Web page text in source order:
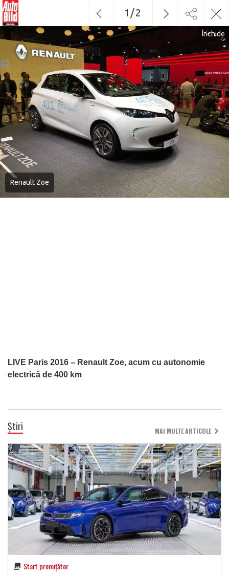
Renault Zoe
LIVE Paris 2016 – Renault Zoe, acum cu autonomie
electrică de 400 km
Închide
1 /2
Știri MAI MULTE ARTICOLE
Start promițător